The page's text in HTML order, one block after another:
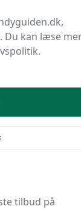
og
arbejdet for
på
tilbud på
Du kan læse